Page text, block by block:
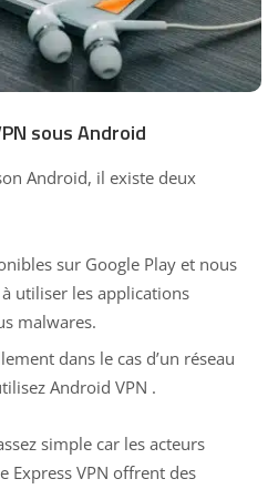
sous Android
Android, il existe deux
sur Google Play et nous
utiliser les applications
malwares.
dans le cas d’un réseau
Android VPN .
simple car les acteurs
Express VPN offrent des